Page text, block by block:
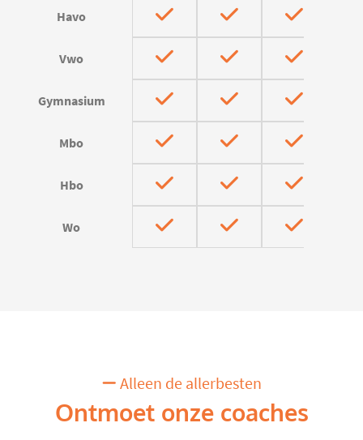
Havo
Vwo
Gymnasium
Mbo
Hbo
Wo
Alleen de allerbesten
Ontmoet onze coaches